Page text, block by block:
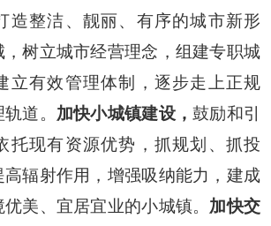
造整洁、靓丽、有序的城市新形
树立城市经营理念，组建专职城
立有效管理体制，逐步走上正规
道。 加快小城镇建设，鼓励和引
托现有资源优势，抓规划、抓投
高辐射作用，增强吸纳能力，建成
美、宜居宜业的小城镇。 加快交